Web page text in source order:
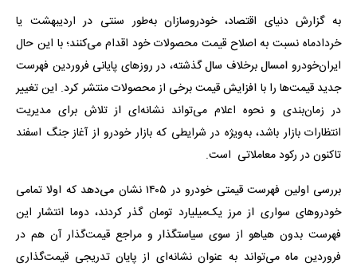
به گزارش دنیای اقتصاد، خودروسازان به‌طور سنتی در اردیبهشت یا
خردادماه نسبت به اصلاح قیمت محصولات خود اقدام می‌کنند؛ با این حال
ایران‌خودرو امسال برخلاف سال گذشته، در روزهای پایانی فروردین فهرست
جدید قیمت‌ها را با افزایش قیمت برخی از محصولات منتشر کرد. این تغییر
در زمان‌بندی و نحوه اعلام می‌تواند نشانه‌ای از تلاش برای مدیریت
انتظارات بازار باشد، به‌ویژه در شرایطی که بازار خودرو از آغاز جنگ اسفند
تاکنون در رکود معاملاتی است.
بررسی اولین فهرست قیمتی خودرو در ۱۴۰۵ نشان می‌دهد که اولا تمامی
خودروهای سواری از مرز یک‌میلیارد تومان گذر کردند، دوما انتشار این
فهرست بدون هیاهو از سوی سیاستگذار و مراجع قیمت‌گذار آن هم در
فروردین ماه می‌تواند به عنوان نشانه‌ای از پایان تدریجی قیمت‌گذاری